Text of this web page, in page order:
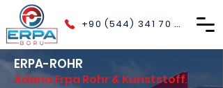
+90 (544) 341 70 40
ERPA-ROHR
Adana Erpa Rohr & Kunststoff